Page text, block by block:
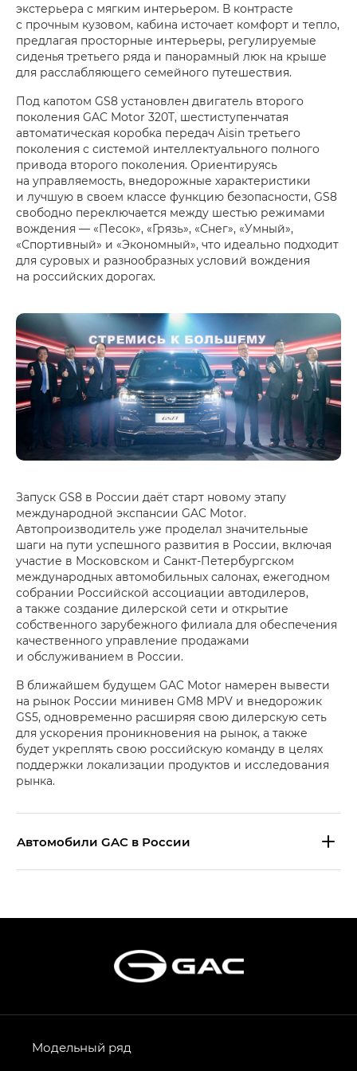
экстерьера с мягким интерьером. В контрасте
с прочным кузовом, кабина источает комфорт и тепло,
предлагая просторные интерьеры, регулируемые
сиденья третьего ряда и панорамный люк на крыше
для расслабляющего семейного путешествия.
Под капотом GS8 установлен двигатель второго
поколения GAC Motor 320T, шестиступенчатая
автоматическая коробка передач ​​Aisin третьего
поколения с системой интеллектуального полного
привода второго поколения. Ориентируясь
на управляемость, внедорожные характеристики
и лучшую в своем классе функцию безопасности, GS8
свободно переключается между шестью режимами
вождения — «Песок», «Грязь», «Снег», «Умный»,
«Спортивный» и «Экономный», что идеально подходит
для суровых и разнообразных условий вождения
на российских дорогах.
Запуск GS8 в России даёт старт новому этапу
международной экспансии GAC Motor.
Автопроизводитель уже проделал значительные
шаги на пути успешного развития в России, включая
участие в Московском и Санкт-Петербургском
международных автомобильных салонах, ежегодном
собрании Российской ассоциации автодилеров,
а также создание дилерской сети и открытие
собственного зарубежного филиала для обеспечения
качественного управление продажами
и обслуживанием в России.
В ближайшем будущем GAC Motor намерен вывести
на рынок России минивен GM8 MPV и внедорожик
GS5, одновременно расширяя свою дилерскую сеть
для ускорения проникновения на рынок, а также
будет укреплять свою российскую команду в целях
поддержки локализации продуктов и исследования
рынка.
Aвтомобили GAC в России
Эс Икс ПРЕМИУМ — SX PREMIUM
S7 — Эс 7 (S7) в комплектациях
Эс Икс ПРЕМИУМ — SX PREMIUM, Эс Тэ — ST
в комплектации Экс ПРЕМИУМ — EX PREMIUM
AION V — Айон Ви в комплектациях Экс — EX,
Модельный ряд